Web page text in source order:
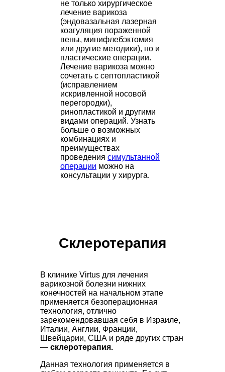
не только хирургическое
лечение варикоза
(эндовазальная лазерная
коагуляция пораженной
вены, минифлебэктомия
или другие методики), но и
пластические операции.
Лечение варикоза можно
сочетать с септопластикой
(исправлением
искривленной носовой
перегородки),
ринопластикой и другими
видами операций. Узнать
больше о возможных
комбинациях и
преимуществах
проведения симультанной
операции можно на
консультации у хирурга.
Склеротерапия
В клинике Virtus для лечения
варикозной болезни нижних
конечностей на начальном этапе
применяется безоперационная
технология, отлично
зарекомендовавшая себя в Израиле,
Италии, Англии, Франции,
Швейцарии, США и ряде других стран
— склеротерапия.
Данная технология применяется в